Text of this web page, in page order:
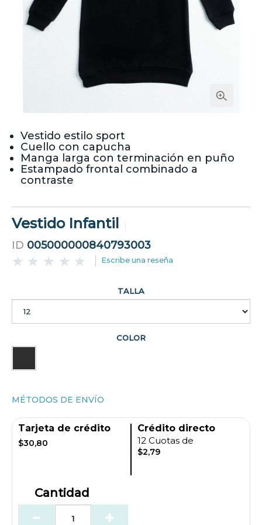
Vestido estilo sport
Cuello con capucha
Manga larga con terminación en puño
Estampado frontal combinado a
contraste
Vestido Infantil
ID 005000000840793003
Escribe una reseña
TALLA
COLOR
MÉTODOS DE ENVÍO
Tarjeta de crédito
$30,80
Crédito directo
12 Cuotas de
$2,79
Cantidad